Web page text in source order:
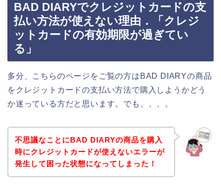
BAD DIARYでクレジットカードの支
払い方法が使えない理由．「クレジ
ットカードの有効期限が過ぎてい
る」
多分、こちらのページをご覧の方はBAD DIARYの商品
をクレジットカードの支払い方法で購入しようかどう
か迷っている方だと思います。でも、、、。
不思議なことにBAD DIARYの商品を購入
時にクレジットカードが使えないエラーが
発生して困った状態になってしまった！